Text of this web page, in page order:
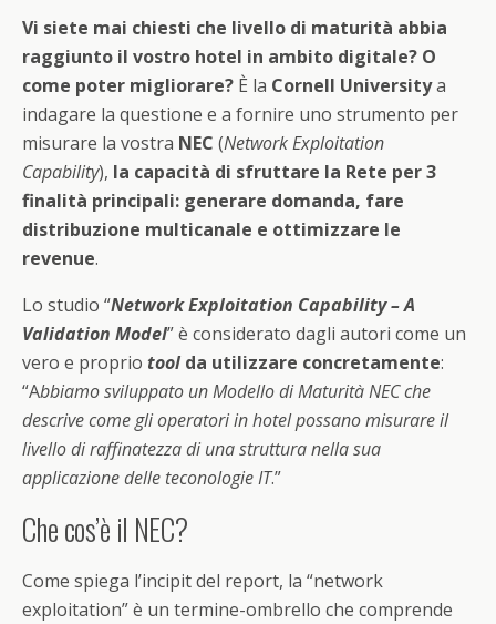
Vi siete mai chiesti che livello di maturità abbia
raggiunto il vostro hotel in ambito digitale? O
come poter migliorare? È la Cornell Universitya
indagare la questione e a fornire uno strumento per
misurare la vostra NEC (Network Exploitation
Capability), la capacità di sfruttare la Rete per 3
finalità principali: generare domanda, fare
distribuzione multicanale e ottimizzare le
revenue.
Lo studio “Network Exploitation Capability – A
Validation Model” è considerato dagli autori come un
vero e proprio tool da utilizzare concretamente:
“Abbiamo sviluppato un Modello di Maturità NEC che
descrive come gli operatori in hotel possano misurare il
livello di raffinatezza di una struttura nella sua
applicazione delle teconologie IT.”
Che cos’è il NEC?
Come spiega l’incipit del report, la “network
exploitation” è un termine-ombrello che comprende